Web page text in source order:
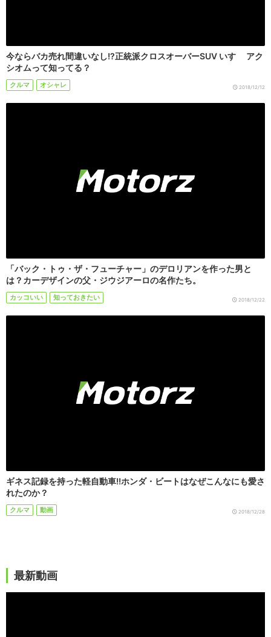
今ならバカ売れ間違いなし!?正統派クロスオーバーSUV いすゞ アク
シオムって知ってる？
クルマ オシャレ 2018/12/12
「バック・トゥ・ザ・フューチャー」のデロリアンを作った男と
は？カーデザインの父・ジウジアーロの名作たち。
カッコいい 知っておきたい 2018/12/22
ギネス記録を持った軽自動車!!ホンダ・ビートはなぜこんなにも愛さ
れたのか？
クルマ 動画 2018/12/28
最新動画